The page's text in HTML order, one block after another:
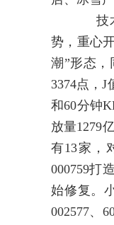
技术上
势，重心
潮”形态，
3374点，
和60分钟
放量1279
有13家，
000759打
始修复。
002577、